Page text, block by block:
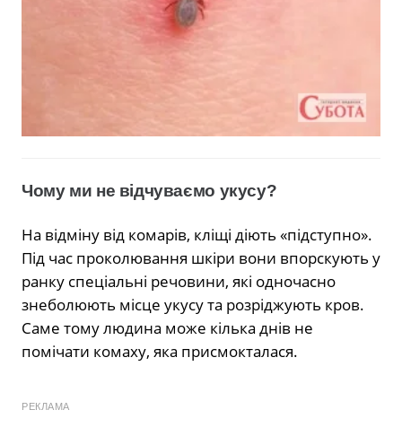
Чому ми не відчуваємо укусу?
На відміну від комарів, кліщі діють «підступно».
Під час проколювання шкіри вони впорскують у
ранку спеціальні речовини, які одночасно
знеболюють місце укусу та розріджують кров.
Саме тому людина може кілька днів не
помічати комаху, яка присмокталася.
РЕКЛАМА